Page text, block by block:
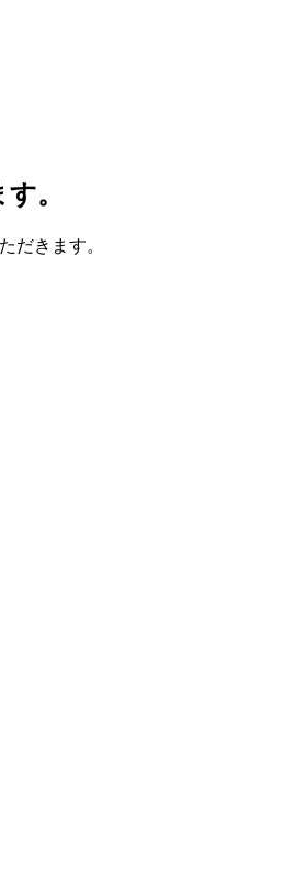
。
だきます。